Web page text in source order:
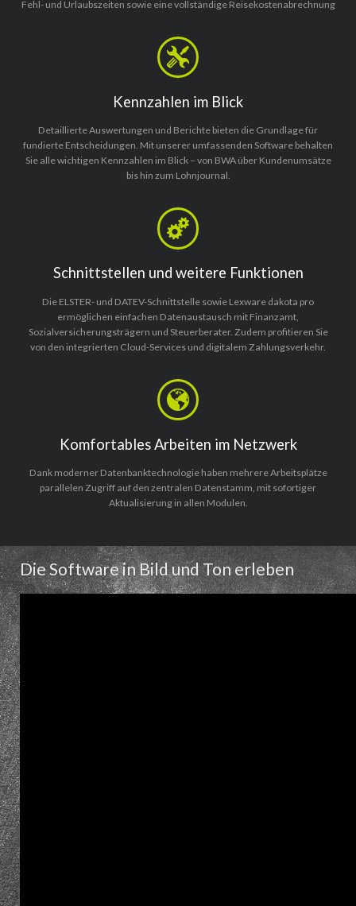
Fehl- und Urlaubszeiten sowie eine vollständige Reisekostenabrechnung
Kennzahlen im Blick
Detaillierte Auswertungen und Berichte bieten die Grundlage für
fundierte Entscheidungen. Mit unserer umfassenden Software behalten
Sie alle wichtigen Kennzahlen im Blick – von BWA über Kundenumsätze
bis hin zum Lohnjournal.
Schnittstellen und weitere Funktionen
Die ELSTER- und DATEV-Schnittstelle sowie Lexware dakota pro
ermöglichen einfachen Datenaustausch mit Finanzamt,
Sozialversicherungsträgern und Steuerberater. Zudem profitieren Sie
von den integrierten Cloud-Services und digitalem Zahlungsverkehr.
Komfortables Arbeiten im Netzwerk
Dank moderner Datenbanktechnologie haben mehrere Arbeitsplätze
parallelen Zugriff auf den zentralen Datenstamm, mit sofortiger
Aktualisierung in allen Modulen.
Die Software in Bild und Ton erleben